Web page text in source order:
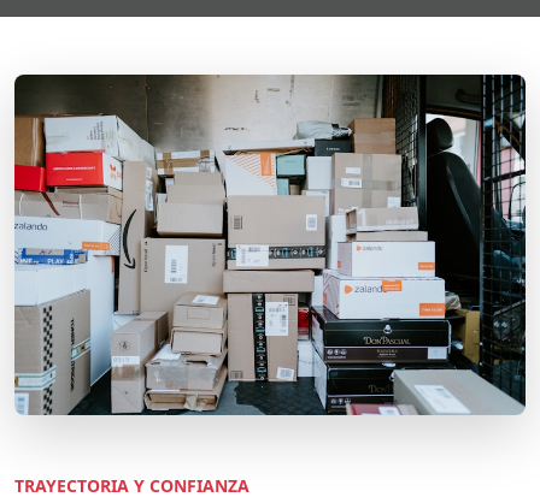
TRAYECTORIA Y CONFIANZA